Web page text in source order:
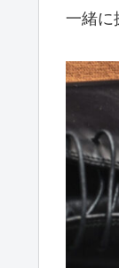
一緒に